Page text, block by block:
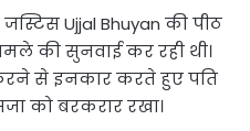
Ujjal Bhuyan की पीठ
की सुनवाई कर रही थी।
से इनकार करते हुए पति
को बरकरार रखा।